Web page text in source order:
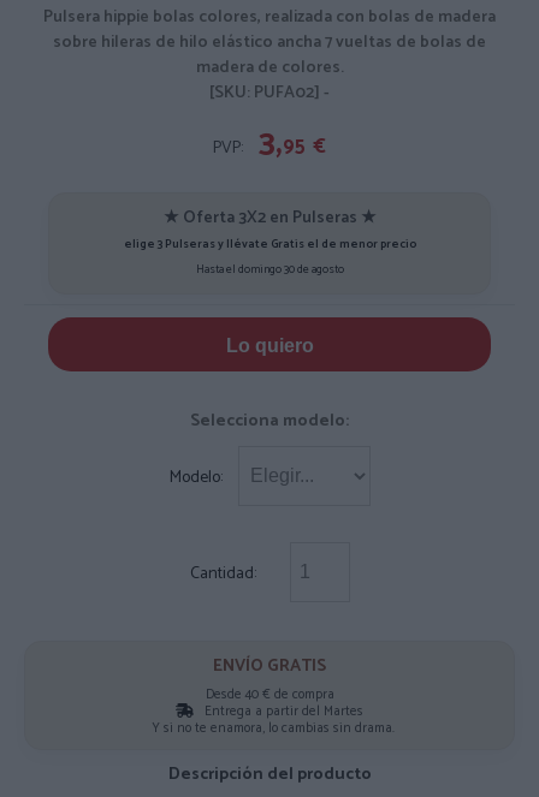
Pulsera hippie bolas colores, realizada con bolas de madera
sobre hileras de hilo elástico ancha 7 vueltas de bolas de
madera de colores.
[SKU: PUFA02] -
PVP: 3,95 €
★ Oferta 3X2 en Pulseras ★
elige 3 Pulseras y llévate Gratis el de menor precio
Hasta el domingo 30 de agosto
Lo quiero
Selecciona modelo:
Modelo:
Cantidad:
ENVÍO GRATIS
Desde 40 € de compra
Entrega a partir del Martes
Y si no te enamora, lo cambias sin drama.
Descripción del producto